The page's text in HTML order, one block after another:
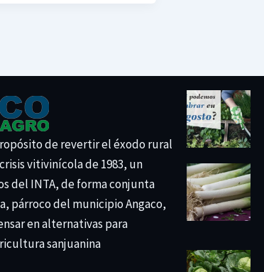
de revertir el éxodo rural
vitivinícola de 1983, un
del INTA, de forma conjunta
párroco del municipio Angaco,
en alternativas para
sanjuanina